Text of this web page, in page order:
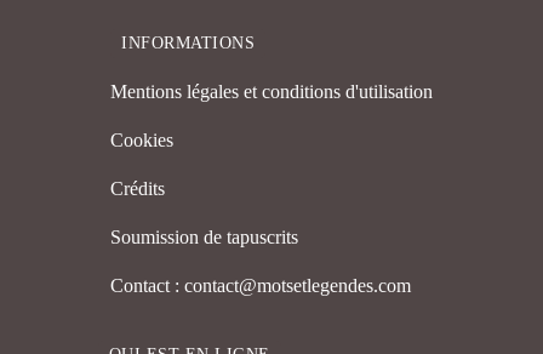
INFORMATIONS
Mentions légales et conditions d'utilisation
Cookies
Crédits
Soumission de tapuscrits
Contact : contact@motsetlegendes.com